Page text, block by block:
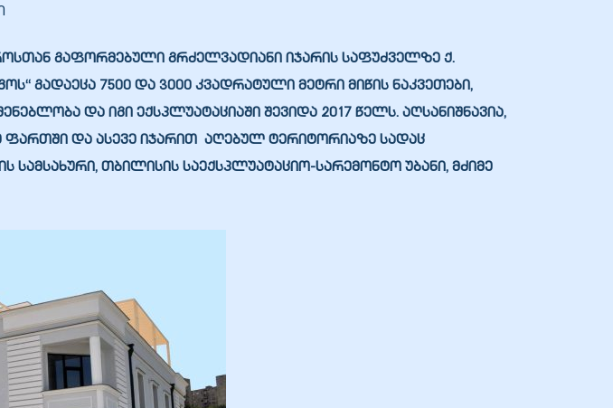
გაფორმებული გრძელვადიანი იჯარის საფუძველზე ქ.
გადაეცა 7500 და 3000 კვადრატული მეტრი მიწის ნაკვეთები,
და იგი ექსპლუატაციაში შევიდა 2017 წელს. აღსანიშნავია,
ფართში და ასევე იჯარით აღებულ ტერიტორიაზე სადაც
თბილისის საექსპლუატაციო-სარემონტო უბანი, მძიმე